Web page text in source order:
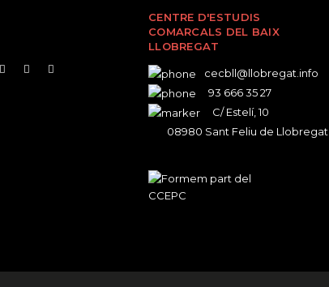
CENTRE D'ESTUDIS
COMARCALS DEL BAIX
LLOBREGAT
cecbll@llobregat.info
93 666 35 27
C/ Estelí, 10
08980 Sant Feliu de Llobregat